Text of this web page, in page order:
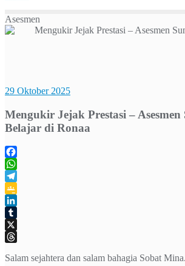
Asesmen
29 Oktober 2025
Mengukir Jejak Prestasi –
Belajar di Ronaa
Facebook
WhatsApp
Telegram
Google
Classroom
LinkedIn
Tumblr
X
Salam sejahtera dan salam bahagia Sobat Mina.